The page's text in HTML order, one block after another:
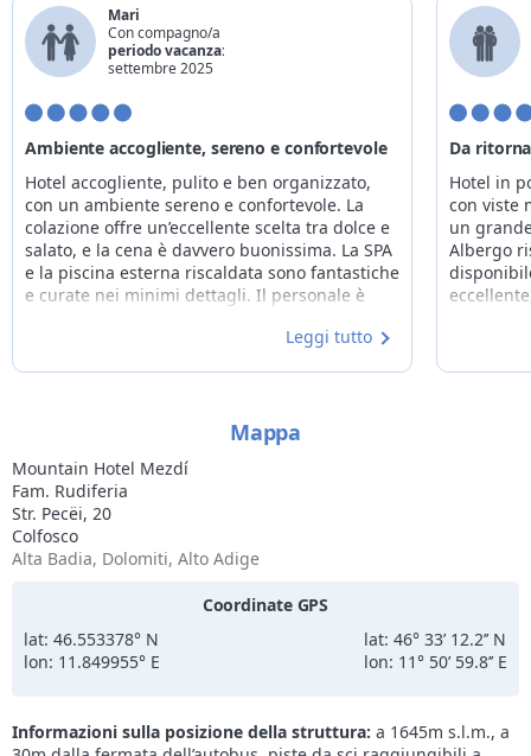
Mari
Con compagno/a
periodo vacanza:
settembre 2025
Ambiente accogliente, sereno e confortevole
Hotel accogliente, pulito e ben organizzato,
con un ambiente sereno e confortevole. La
colazione offre un’eccellente scelta tra dolce e
salato, e la cena è davvero buonissima. La SPA
e la piscina esterna riscaldata sono fantastiche
e curate nei minimi dettagli. Il personale è
qualità-prezzo. Consigliatissimo! Sicuramente
Leggi tutto
Da
Hotel in
con viste
un
Albergo
Mappa
Mountain Hotel Mezdí
Fam. Rudiferia
Str. Pecëi, 20
Colfosco
Alta Badia, Dolomiti, Alto Adige
Coordinate GPS
lat: 46.553378° N
lon: 11.849955° E
lat: 46° 33’ 12.2’’ N
lon: 11° 50’ 59.8’’ E
Informazioni sulla posizione della struttura: a 1645m s.l.m., a